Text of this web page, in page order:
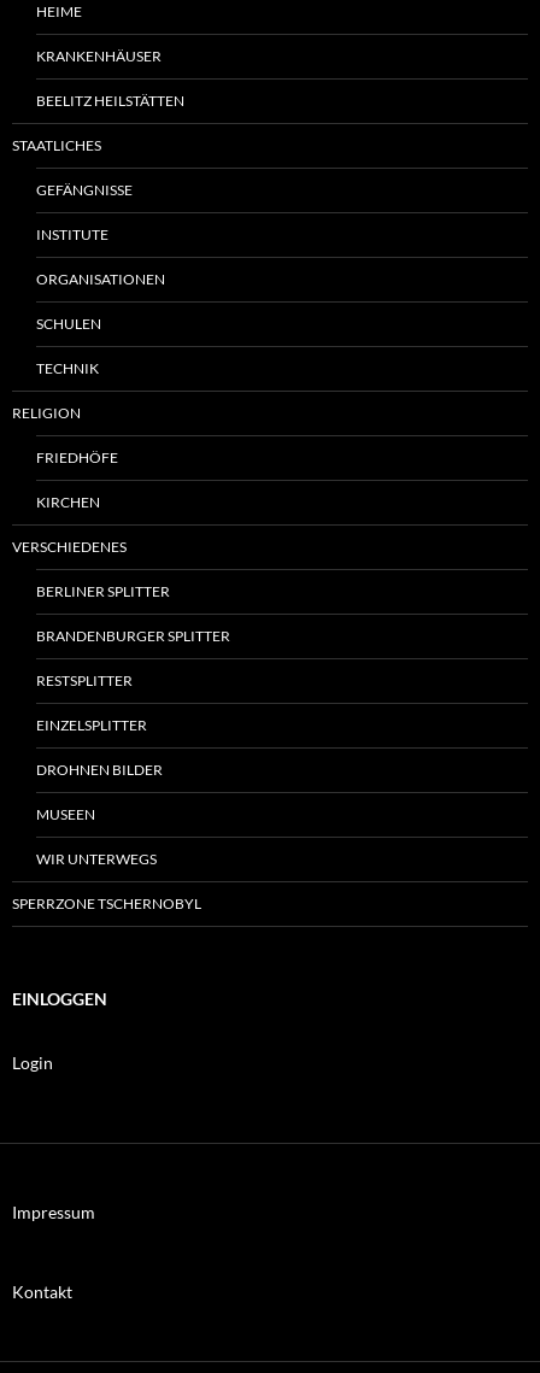
HEIME
KRANKENHÄUSER
BEELITZ HEILSTÄTTEN
STAATLICHES
GEFÄNGNISSE
INSTITUTE
ORGANISATIONEN
SCHULEN
TECHNIK
RELIGION
FRIEDHÖFE
KIRCHEN
VERSCHIEDENES
BERLINER SPLITTER
BRANDENBURGER SPLITTER
RESTSPLITTER
EINZELSPLITTER
DROHNEN BILDER
MUSEEN
WIR UNTERWEGS
SPERRZONE TSCHERNOBYL
EINLOGGEN
Login
Impressum
Kontakt